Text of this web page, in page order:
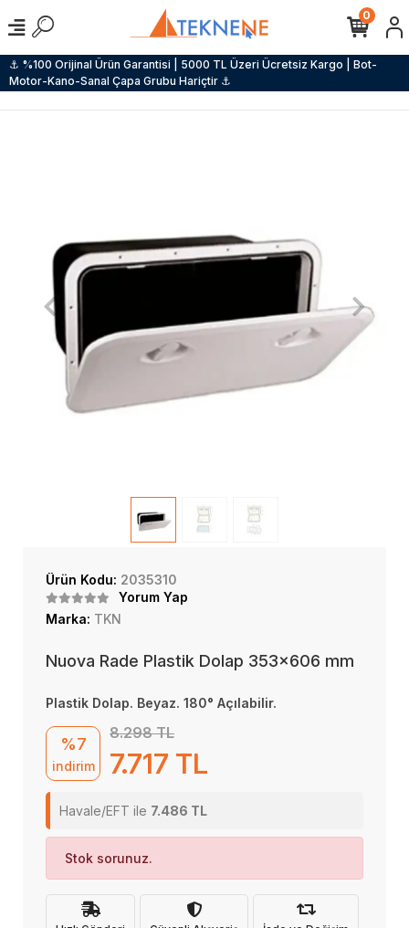
⚓ %100 Orijinal Ürün Garantisi | 5000 TL Üzeri Ücretsiz Kargo | Bot-
Motor-Kano-Sanal Çapa Grubu Hariçtir ⚓
0
Ürün Kodu: 2035310
Yorum Yap
Marka: TKN
Nuova Rade Plastik Dolap 353x606 mm
Plastik Dolap. Beyaz. 180° Açılabilir.
%7
indirim
8.298 TL
7.717 TL
Havale/EFT ile 7.486 TL
Stok sorunuz.